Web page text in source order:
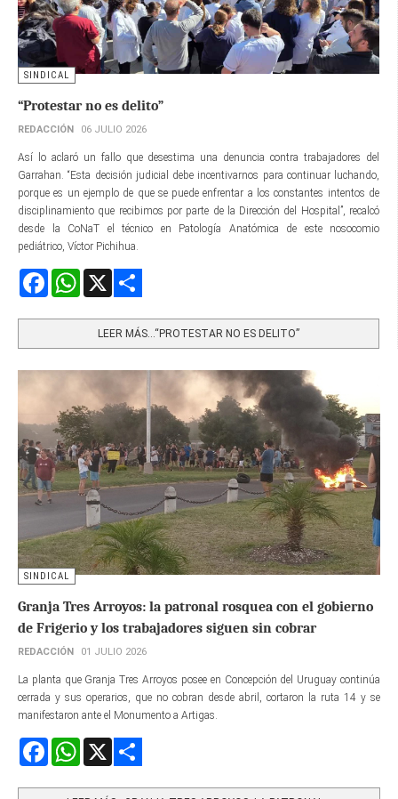
SINDICAL
“Protestar no es delito”
REDACCIÓN 06 JULIO 2026
Así lo aclaró un fallo que desestima una denuncia contra trabajadores del
Garrahan. “Esta decisión judicial debe incentivarnos para continuar luchando,
porque es un ejemplo de que se puede enfrentar a los constantes intentos de
disciplinamiento que recibimos por parte de la Dirección del Hospital”, recalcó
desde la CoNaT el técnico en Patología Anatómica de este nosocomio
pediátrico, Víctor Pichihua.
FacebookWhatsApp
LEER MÁS…“PROTESTAR NO ES DELITO”
SINDICAL
Granja Tres Arroyos: la patronal rosquea con el gobierno
de Frigerio y los trabajadores siguen sin cobrar
REDACCIÓN 01 JULIO 2026
La planta que Granja Tres Arroyos posee en Concepción del Uruguay continúa
cerrada y sus operarios, que no cobran desde abril, cortaron la ruta 14 y se
manifestaron ante el Monumento a Artigas.
FacebookWhatsApp